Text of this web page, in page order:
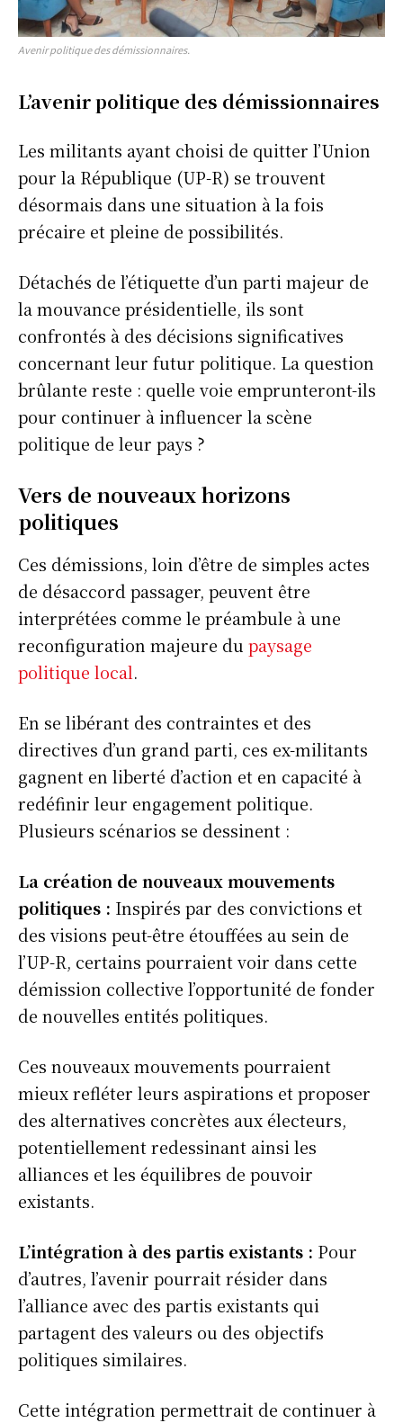
Avenir politique des démissionnaires.
L’avenir politique des démissionnaires
Les militants ayant choisi de quitter l’Union
pour la République (UP-R) se trouvent
désormais dans une situation à la fois
précaire et pleine de possibilités.
Détachés de l’étiquette d’un parti majeur de
la mouvance présidentielle, ils sont
confrontés à des décisions significatives
concernant leur futur politique. La question
brûlante reste : quelle voie emprunteront-ils
pour continuer à influencer la scène
politique de leur pays ?
Vers de nouveaux horizons
politiques
Ces démissions, loin d’être de simples actes
de désaccord passager, peuvent être
interprétées comme le préambule à une
reconfiguration majeure du paysage
politique local.
En se libérant des contraintes et des
directives d’un grand parti, ces ex-militants
gagnent en liberté d’action et en capacité à
redéfinir leur engagement politique.
Plusieurs scénarios se dessinent :
La création de nouveaux mouvements
politiques : Inspirés par des convictions et
des visions peut-être étouffées au sein de
l’UP-R, certains pourraient voir dans cette
démission collective l’opportunité de fonder
de nouvelles entités politiques.
Ces nouveaux mouvements pourraient
mieux refléter leurs aspirations et proposer
des alternatives concrètes aux électeurs,
potentiellement redessinant ainsi les
alliances et les équilibres de pouvoir
existants.
L’intégration à des partis existants : Pour
d’autres, l’avenir pourrait résider dans
l’alliance avec des partis existants qui
partagent des valeurs ou des objectifs
politiques similaires.
Cette intégration permettrait de continuer à